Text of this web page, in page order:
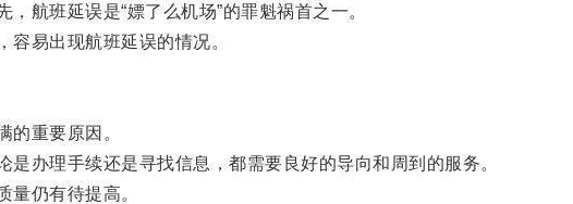
班延误是“嫖了么机场”的罪魁祸首之一。
易出现航班延误的情况。
重要原因。
办理手续还是寻找信息，都需要良好的导向和周到的服务。
仍有待提高。